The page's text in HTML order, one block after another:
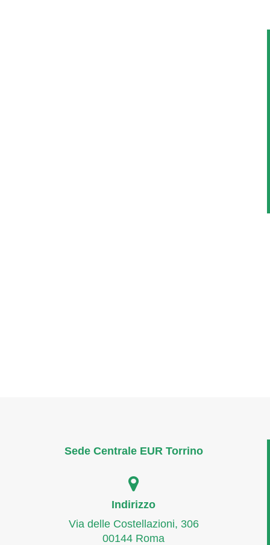
Sede Centrale EUR Torrino
Indirizzo
Via delle Costellazioni, 306
00144 Roma